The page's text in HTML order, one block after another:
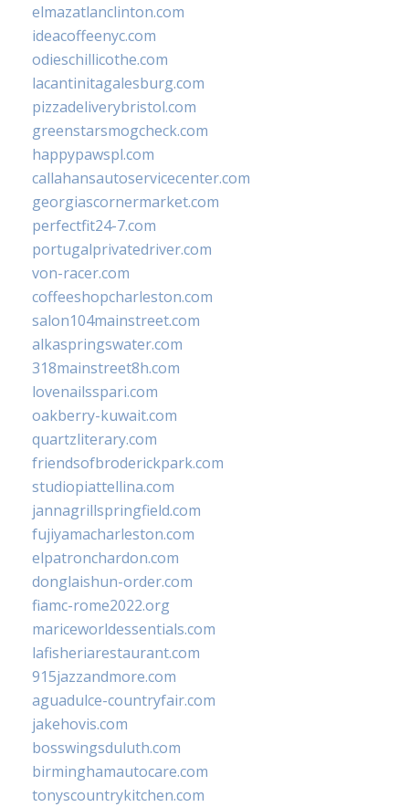
elmazatlanclinton.com
ideacoffeenyc.com
odieschillicothe.com
lacantinitagalesburg.com
pizzadeliverybristol.com
greenstarsmogcheck.com
happypawspl.com
callahansautoservicecenter.com
georgiascornermarket.com
perfectfit24-7.com
portugalprivatedriver.com
von-racer.com
coffeeshopcharleston.com
salon104mainstreet.com
alkaspringswater.com
318mainstreet8h.com
lovenailsspari.com
oakberry-kuwait.com
quartzliterary.com
friendsofbroderickpark.com
studiopiattellina.com
jannagrillspringfield.com
fujiyamacharleston.com
elpatronchardon.com
donglaishun-order.com
fiamc-rome2022.org
mariceworldessentials.com
lafisheriarestaurant.com
915jazzandmore.com
aguadulce-countryfair.com
jakehovis.com
bosswingsduluth.com
birminghamautocare.com
tonyscountrykitchen.com